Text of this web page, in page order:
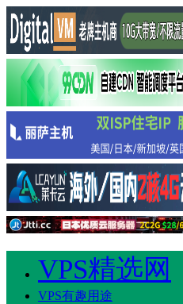
VPS精选网
VPS有趣用途